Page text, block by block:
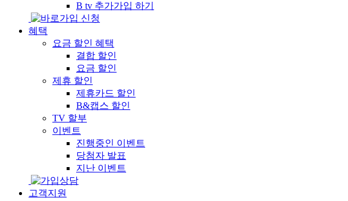
B tv 추가가입 하기
혜택
요금 할인 혜택
결합 할인
요금 할인
제휴 할인
제휴카드 할인
B&캡스 할인
TV 할부
이벤트
진행중인 이벤트
당첨자 발표
지난 이벤트
고객지원